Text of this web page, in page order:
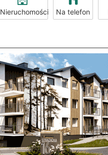
Nieruchomości Na telefon